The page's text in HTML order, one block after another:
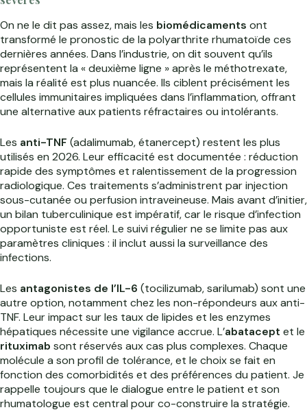
On ne le dit pas assez, mais les biomédicaments ont
transformé le pronostic de la polyarthrite rhumatoïde ces
dernières années. Dans l’industrie, on dit souvent qu’ils
représentent la « deuxième ligne » après le méthotrexate,
mais la réalité est plus nuancée. Ils ciblent précisément les
cellules immunitaires impliquées dans l’inflammation, offrant
une alternative aux patients réfractaires ou intolérants.
Les anti-TNF (adalimumab, étanercept) restent les plus
utilisés en 2026. Leur efficacité est documentée : réduction
rapide des symptômes et ralentissement de la progression
radiologique. Ces traitements s’administrent par injection
sous-cutanée ou perfusion intraveineuse. Mais avant d’initier,
un bilan tuberculinique est impératif, car le risque d’infection
opportuniste est réel. Le suivi régulier ne se limite pas aux
paramètres cliniques : il inclut aussi la surveillance des
infections.
Les antagonistes de l’IL-6 (tocilizumab, sarilumab) sont une
autre option, notamment chez les non-répondeurs aux anti-
TNF. Leur impact sur les taux de lipides et les enzymes
hépatiques nécessite une vigilance accrue. L’abatacept et le
rituximab sont réservés aux cas plus complexes. Chaque
molécule a son profil de tolérance, et le choix se fait en
fonction des comorbidités et des préférences du patient. Je
rappelle toujours que le dialogue entre le patient et son
rhumatologue est central pour co-construire la stratégie.